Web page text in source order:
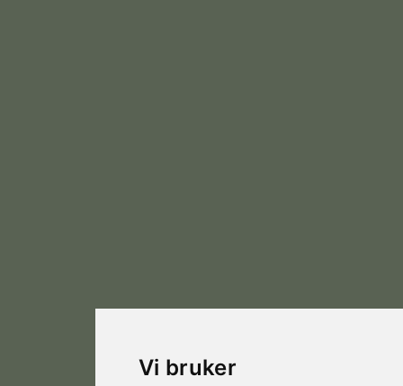
Vi bruker